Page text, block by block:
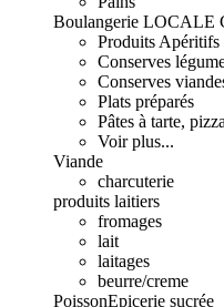
Boulangerie LOCALE
Produits Apéritifs
Conserves
Conserves
Plats préparés
Pâtes à tarte,
Voir plus...
Viande
charcuterie
produits laitiers
fromages
lait
laitages
beurre/creme
PoissonEpicerie sucrée